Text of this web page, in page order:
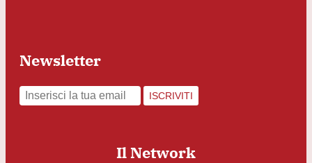
Newsletter
ISCRIVITI
Il Network